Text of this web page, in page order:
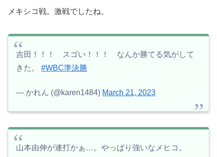
メキシコ戦。激戦でしたね。
吉田！！！ スゴい！！！ なんか勝てる気がして
きた。 #WBC準決勝
— かれん (@karen1484) March 21, 2023
山本由伸が連打かぁ…。やっぱり強いなメヒコ。